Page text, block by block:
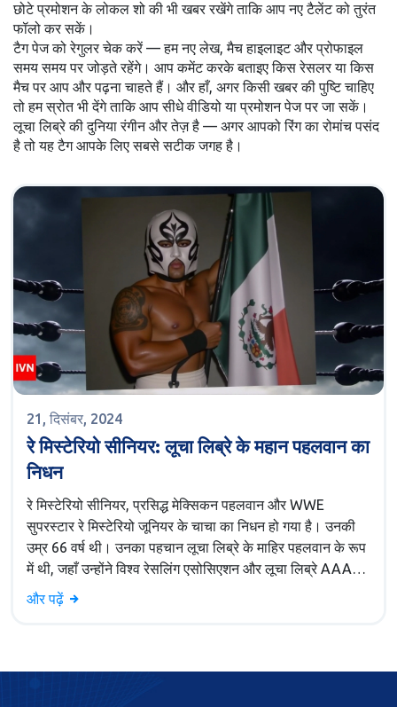
छोटे प्रमोशन के लोकल शो की भी खबर रखेंगे ताकि आप नए टैलेंट को तुरंत
फॉलो कर सकें।
टैग पेज को रेगुलर चेक करें — हम नए लेख, मैच हाइलाइट और प्रोफाइल
समय समय पर जोड़ते रहेंगे। आप कमेंट करके बताइए किस रेसलर या किस
मैच पर आप और पढ़ना चाहते हैं। और हाँ, अगर किसी खबर की पुष्टि चाहिए
तो हम स्रोत भी देंगे ताकि आप सीधे वीडियो या प्रमोशन पेज पर जा सकें।
लूचा लिब्रे की दुनिया रंगीन और तेज़ है — अगर आपको रिंग का रोमांच पसंद
है तो यह टैग आपके लिए सबसे सटीक जगह है।
21, दिसंबर, 2024
रे मिस्टेरियो सीनियर: लूचा लिब्रे के महान पहलवान का
निधन
रे मिस्टेरियो सीनियर, प्रसिद्ध मेक्सिकन पहलवान और WWE
सुपरस्टार रे मिस्टेरियो जूनियर के चाचा का निधन हो गया है। उनकी
उम्र 66 वर्ष थी। उनका पहचान लूचा लिब्रे के माहिर पहलवान के रूप
में थी, जहाँ उन्होंने विश्व रेसलिंग एसोसिएशन और लूचा लिब्रे AAA
वर्ल्डवाइड के साथ कई चैंपियनशिप खिताब जीते थे। अपनी वायुगति
और अद्भुत रिंग प्रदर्शन के कारण वह विश्वभर में मशहूर हो गए थे।
और पढ़ें